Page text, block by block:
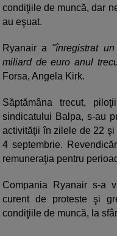
condiţiile de muncă, dar
au eşuat.
Ryanair a "înregistrat
miliard de euro anul
Forsa, Angela Kirk.
Săptămâna trecut,
sindicatului Balpa, s-au
activităţii în zilele de 22
4 septembrie.
remuneraţia pentru
Compania Ryanair s-a
curent de proteste şi
condiţiile de muncă, la